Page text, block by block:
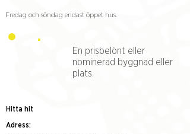
Fredag och söndag endast öppet hus.
En prisbelönt eller
nominerad byggnad eller
plats.
Hitta hit
Adress: